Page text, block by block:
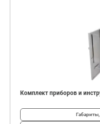
Комплект приборов и